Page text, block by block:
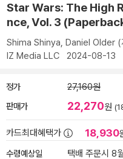
Star Wars: The High
nce, Vol. 3
Shima Shinya, Daniel Older (
IZ Media LLC 2024-08-13
정가 27,160원
판매가 22,270원
카드최대혜택가 18,930
수령예상일
택배 주문시 8